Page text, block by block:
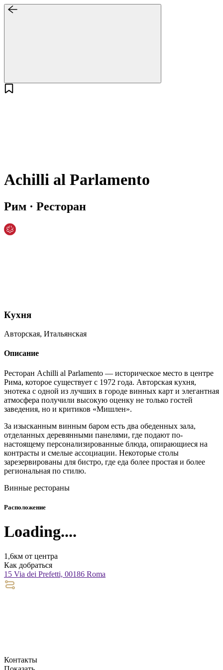
Achilli al Parlamento
Рим · Ресторан
Кухня
Авторская, Итальянская
Описание
Ресторан Achilli al Parlamento — историческое место в центре
Рима, которое существует с 1972 года. Авторская кухня,
энотека с одной из лучших в городе винных карт и элегантная
атмосфера получили высокую оценку не только гостей
заведения, но и критиков «Мишлен».
За изысканным винным баром есть два обеденных зала,
отделанных деревянными панелями, где подают по-
настоящему персонализированные блюда, опирающиеся на
контрасты и смелые ассоциации. Некоторые столы
зарезервированы для бистро, где еда более простая и более
региональная по стилю.
Винные рестораны
Расположение
Loading....
1,6км от центра
Как добраться
15 Via dei Prefetti, 00186 Roma
Контакты